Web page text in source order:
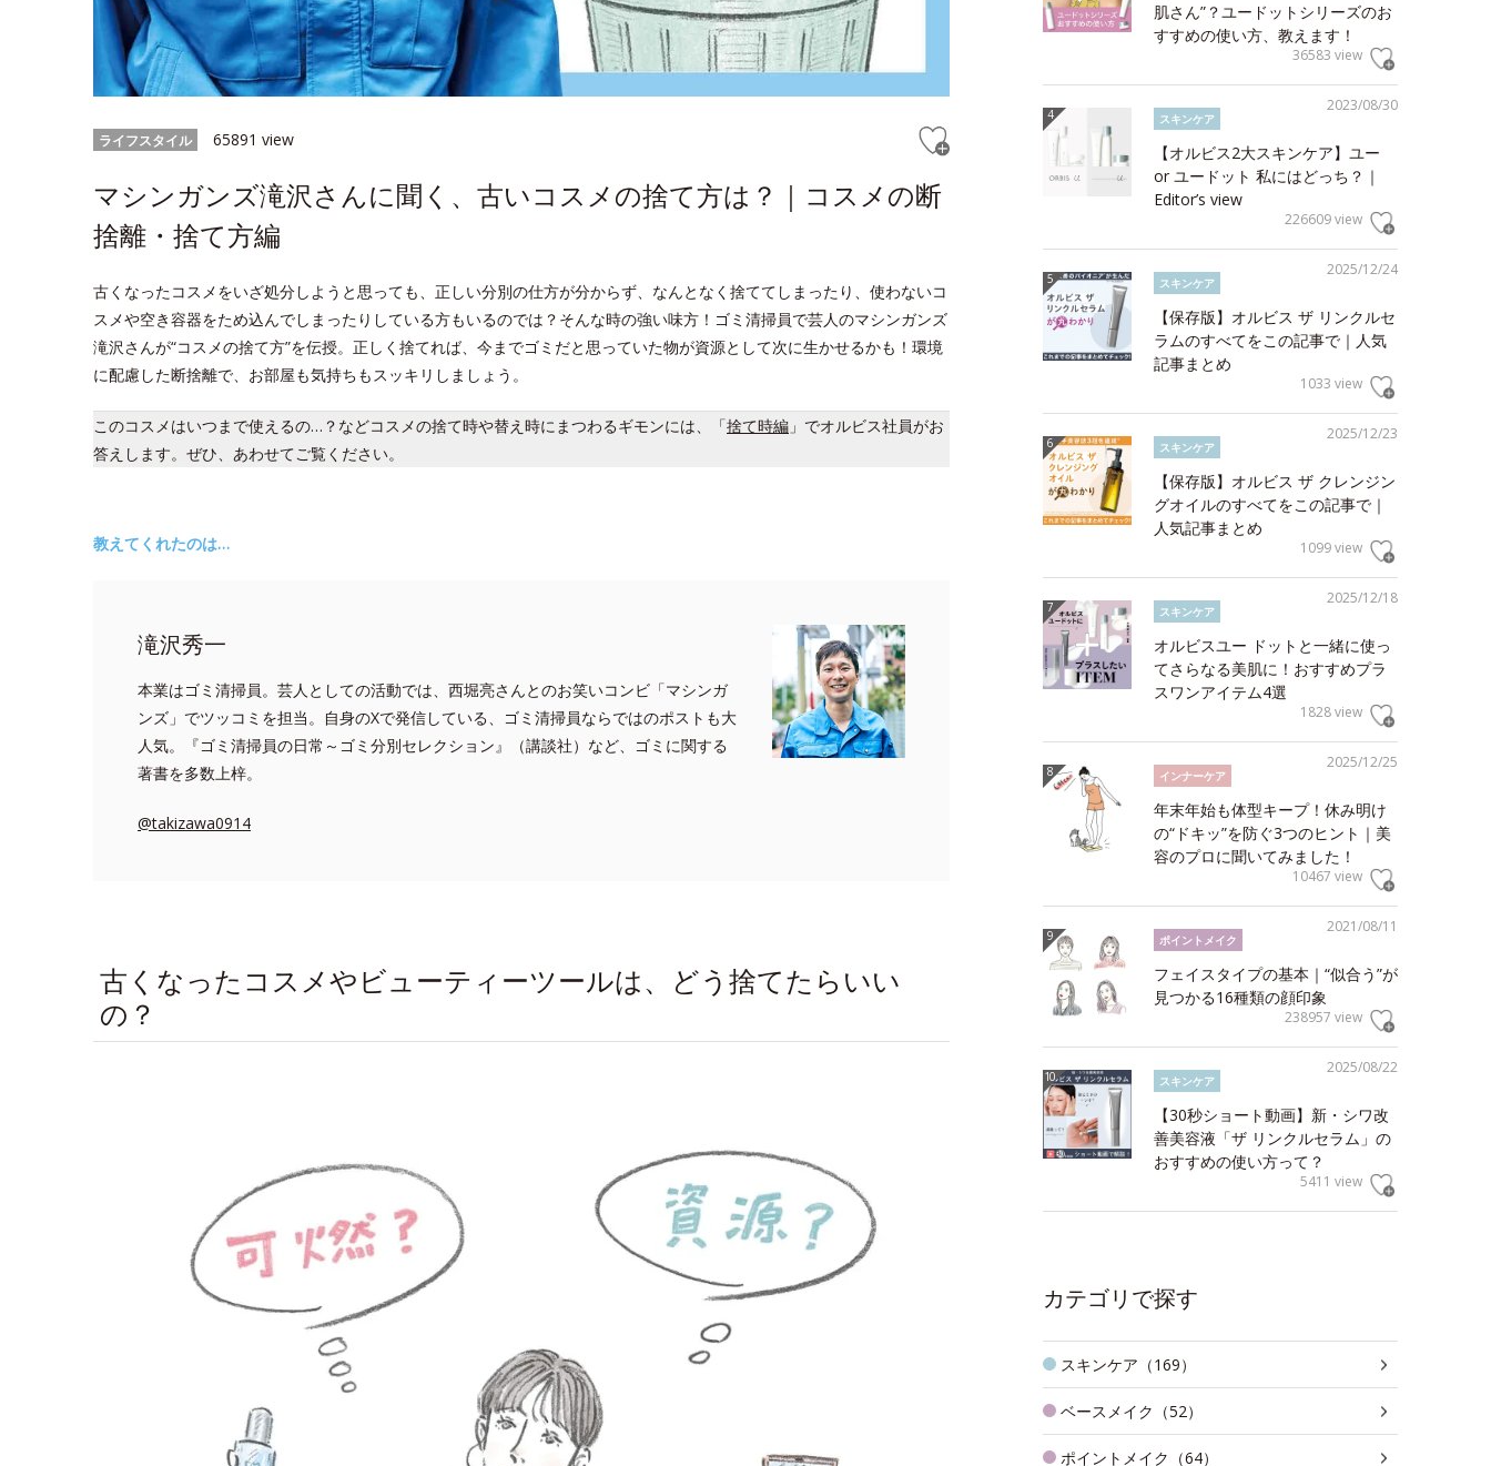
ライフスタイル 65891 view
マシンガンズ滝沢さんに聞く、古いコスメの捨て方は？｜コスメの断
捨離・捨て方編
古くなったコスメをいざ処分しようと思っても、正しい分別の仕方が分からず、なんとなく捨ててしまったり、使わないコ
スメや空き容器をため込んでしまったりしている方もいるのでは？そんな時の強い味方！ゴミ清掃員で芸人のマシンガンズ
滝沢さんが“コスメの捨て方”を伝授。正しく捨てれば、今までゴミだと思っていた物が資源として次に生かせるかも！環境
に配慮した断捨離で、お部屋も気持ちもスッキリしましょう。
このコスメはいつまで使えるの…？などコスメの捨て時や替え時にまつわるギモンには、「捨て時編 」でオルビス社員がお
答えします。ぜひ、あわせてご覧ください。
教えてくれたのは…
滝沢秀一
本業はゴミ清掃員。芸人としての活動では、西堀亮さんとのお笑いコンビ「マシンガ
ンズ」でツッコミを担当。自身のXで発信している、ゴミ清掃員ならではのポストも大
人気。『ゴミ清掃員の日常～ゴミ分別セレクション』（講談社）など、ゴミに関する
著書を多数上梓。
@takizawa0914
古くなったコスメやビューティーツールは、どう捨てたらいい
の？
肌さん”？ユードットシリーズのお
すすめの使い方、教えます！
36583 view
2023/08/30
スキンケア
【オルビス2大スキンケア】ユー
or ユードット 私にはどっち？｜
Editor’s view
226609 view
2025/12/24
スキンケア
【保存版】オルビス ザ リンクルセ
ラムのすべてをこの記事で｜人気
記事まとめ
1033 view
2025/12/23
スキンケア
【保存版】オルビス ザ クレンジン
グオイルのすべてをこの記事で｜
人気記事まとめ
1099 view
2025/12/18
スキンケア
オルビスユー ドットと一緒に使っ
てさらなる美肌に！おすすめプラ
スワンアイテム4選
1828 view
2025/12/25
インナーケア
年末年始も体型キープ！休み明け
の“ドキッ”を防ぐ3つのヒント｜美
容のプロに聞いてみました！
10467 view
2021/08/11
ポイントメイク
フェイスタイプの基本｜“似合う”が
見つかる16種類の顔印象
238957 view
2025/08/22
スキンケア
【30秒ショート動画】新・シワ改
善美容液「ザ リンクルセラム」の
おすすめの使い方って？
5411 view
カテゴリで探す
スキンケア（169）
ベースメイク（52）
ポイントメイク（64）